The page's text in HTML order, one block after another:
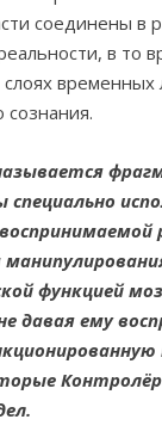
соединены в
в то
временных
сознания.
функцией
давая ему